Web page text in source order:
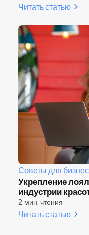
Читать статью
Советы для
Укрепление
индустрии
2 мин. чтения
Читать статью